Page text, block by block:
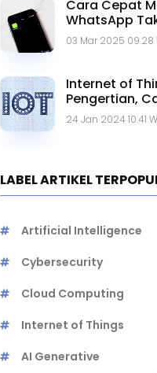
Cara Cepat
WhatsApp
Ampuh!
03 Mar 2025 09.28
Internet of
Pengertian,
Contohnya
24 Jan 2024 10.41
LABEL ARTIKEL
Artificial Intelligence
Cybersecurity
Cloud Computing
Internet of Things
AI Generative